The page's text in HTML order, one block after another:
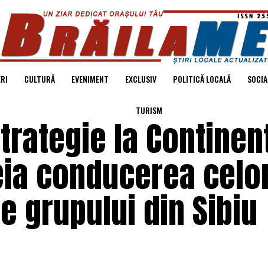
CULTURĂ EVENIMENT EXCLUSIV POLITICĂ LOCALĂ
TURISM
la
conducerea
grupului din Sibiu